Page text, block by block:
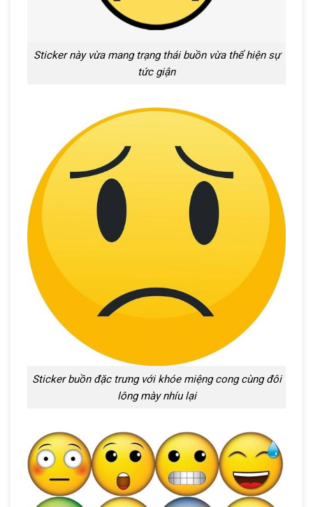
Sticker này vừa mang trạng thái buồn vừa thể hiện sự
tức giận
Sticker buồn đặc trưng với khóe miệng cong cùng đôi
lông mày nhíu lại